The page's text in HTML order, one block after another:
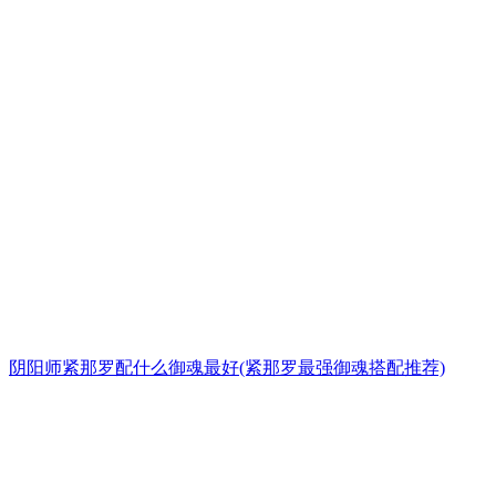
阴阳师紧那罗配什么御魂最好(紧那罗最强御魂搭配推荐)